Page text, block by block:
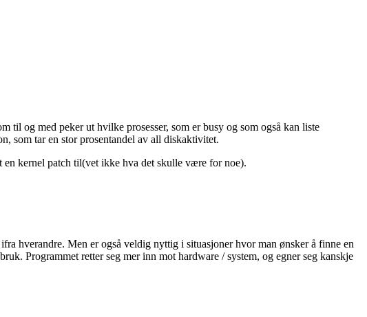
til og med peker ut hvilke prosesser, som er busy og som også kan liste
som tar en stor prosentandel av all diskaktivitet.
en kernel patch til(vet ikke hva det skulle være for noe).
hverandre. Men er også veldig nyttig i situasjoner hvor man ønsker å finne en
Programmet retter seg mer inn mot hardware / system, og egner seg kanskje